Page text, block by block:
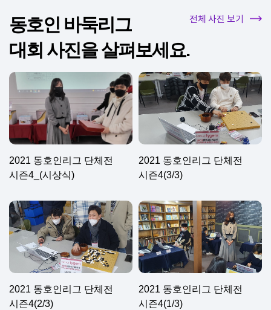
동호인 바둑리그
대회 사진을 살펴보세요.
전체 사진 보기
2021 동호인리그 단체전
시즌4_(시상식)
2021 동호인리그 단체전
시즌4(3/3)
2021 동호인리그 단체전
시즌4(2/3)
2021 동호인리그 단체전
시즌4(1/3)